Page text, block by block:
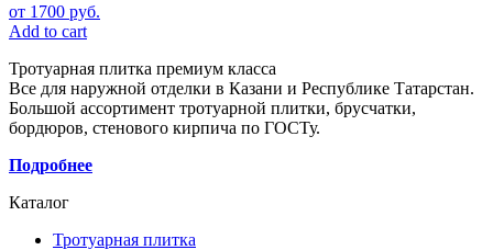
от 1700 руб.
Add to cart
Тротуарная плитка премиум класса
Все для наружной отделки в Казани и Республике Татарстан.
Большой ассортимент тротуарной плитки, брусчатки,
бордюров, стенового кирпича по ГОСТу.
Подробнее
Каталог
Тротуарная плитка